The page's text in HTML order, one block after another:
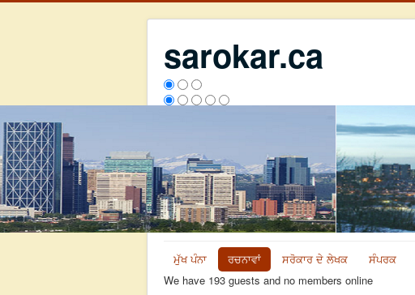
sarokar.ca
ਮੁੱਖ ਪੰਨਾ ਰਚਨਾਵਾਂ ਸਰੋਕਾਰ ਦੇ ਲੇਖਕ
ਸੰਪਰਕ
We have 193 guests and no members online